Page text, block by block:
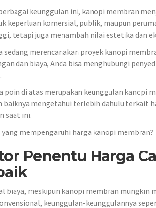
keunggulan ini, kanopi membran
keperluan komersial, publik, maupun
tetapi juga menambah nilai estetika dan
sedang merencanakan proyek kanopi
dan biaya, Anda bisa menghubungi
poin di atas merupakan keunggulan kanopi
baiknya mengetahui terlebih dahulu terkait
saat ini.
yang mempengaruhi harga kanopi membran?
Penentu Harga
biaya, meskipun kanopi membran mungkin
keunggulan-keunggulannya